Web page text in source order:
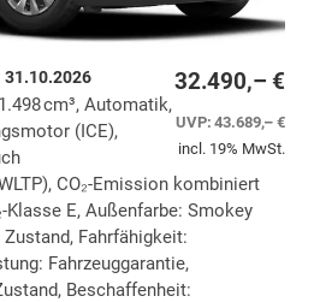
32.490,– €
UVP:43.689,– €
incl. 19% MwSt.
31.10.2026
cm³, Automatik,
(ICE),
CO₂-Emission kombiniert
Klasse E, Außenfarbe: Smokey
Fahrfähigkeit:
Fahrzeuggarantie,
Beschaffenheit: